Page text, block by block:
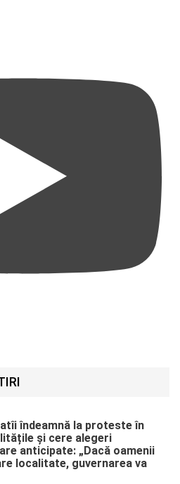
îndeamnă la proteste în
și cere alegeri
anticipate: „Dacă oamenii
localitate, guvernarea va